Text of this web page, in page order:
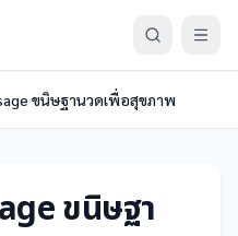
ขนิษฐานวดเพื่อสุขภาพ
ขนิษฐา